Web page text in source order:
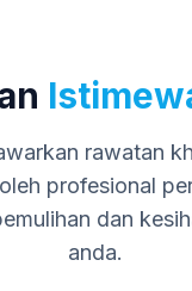
rawatan
profesional
dan
anda.